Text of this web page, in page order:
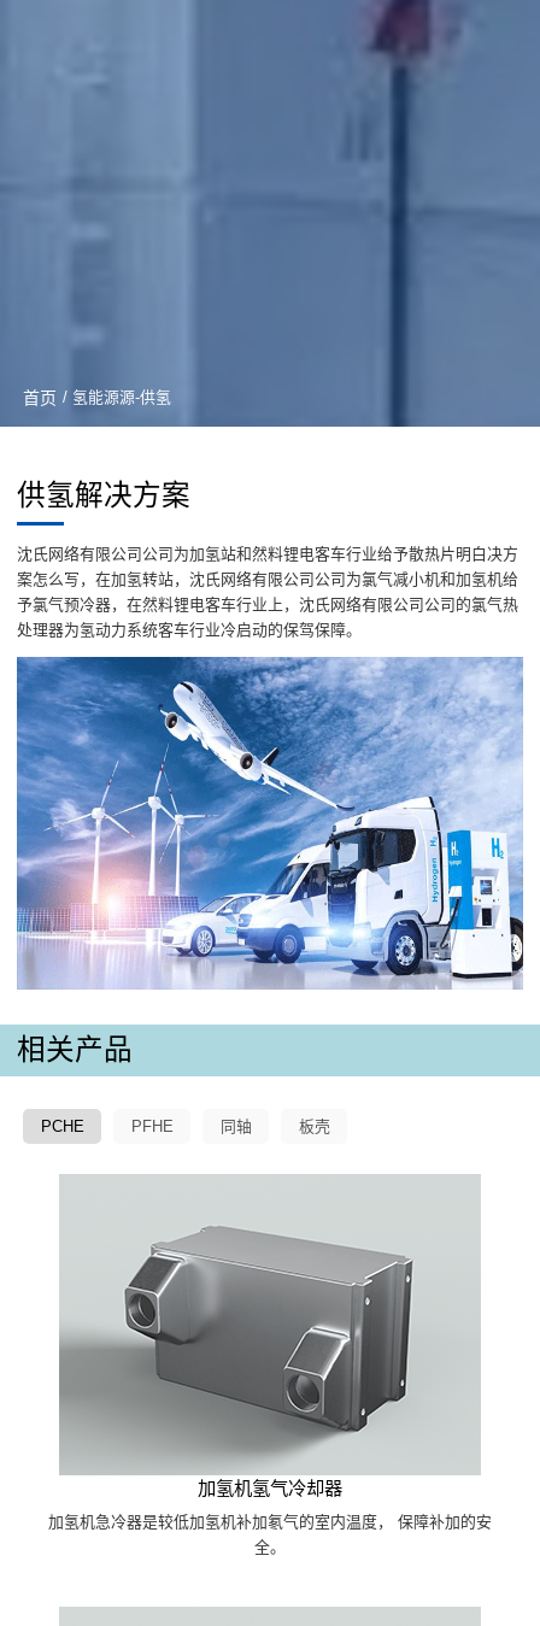
首页 / 氢能源源-供氢
供氢解决方案
沈氏网络有限公司公司为加氢站和然料锂电客车行业给予散热片明白决方
案怎么写，在加氢转站，沈氏网络有限公司公司为氯气减小机和加氢机给
予氯气预冷器，在然料锂电客车行业上，沈氏网络有限公司公司的氯气热
处理器为氢动力系统客车行业冷启动的保驾保障。
相关产品
PCHE PFHE 同轴 板壳
加氢机氢气冷却器
加氢机急冷器是较低加氢机补加氡气的室内温度， 保障补加的安
全。